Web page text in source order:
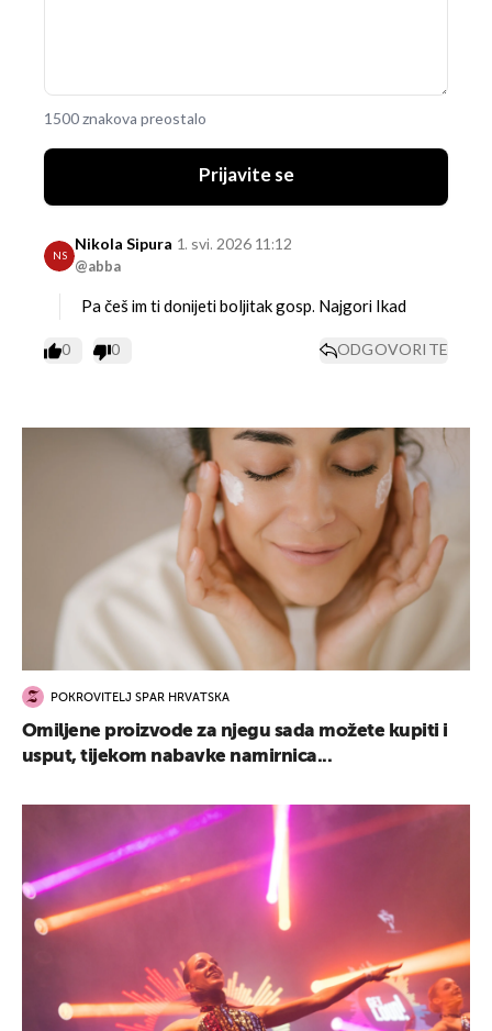
1500 znakova preostalo
Prijavite se
NS
Nikola Sipura
@abba
1. svi. 2026 11:12
Pa češ im ti donijeti boljitak gosp. Najgori Ikad
0 0 ODGOVORITE
POKROVITELJ SPAR HRVATSKA
Omiljene proizvode za njegu sada možete kupiti i
usput, tijekom nabavke namirnica...